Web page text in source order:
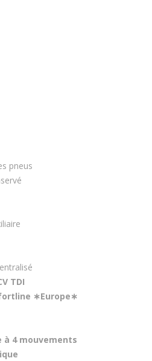
pneus
TDI
∗Europe∗
4 mouvements